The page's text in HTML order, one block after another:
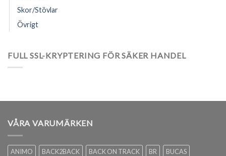
Skor/Stövlar
Övrigt
FULL SSL-KRYPTERING FÖR SÄKER HANDEL
VÅRA VARUMÄRKEN
ANIMO BACK2BACK BACK ON TRACK BR
BUCAS